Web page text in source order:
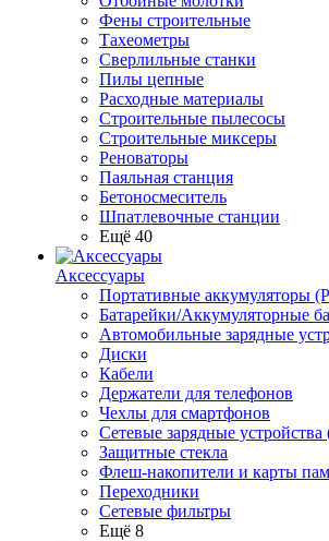
Фены строительные
Тахеометры
Сверлильные станки
Пилы цепные
Расходные материалы
Строительные пылесосы
Строительные миксеры
Реноваторы
Паяльная станция
Бетоносмеситель
Шпатлевочные станции
Ещё 40
Аксессуары
Портативные аккумуляторы
Батарейки/Аккумуляторные
Автомобильные зарядные
Диски
Кабели
Держатели для телефонов
Чехлы для смартфонов
Сетевые зарядные
Защитные стекла
Флеш-накопители и карты
Переходники
Сетевые фильтры
Ещё 8